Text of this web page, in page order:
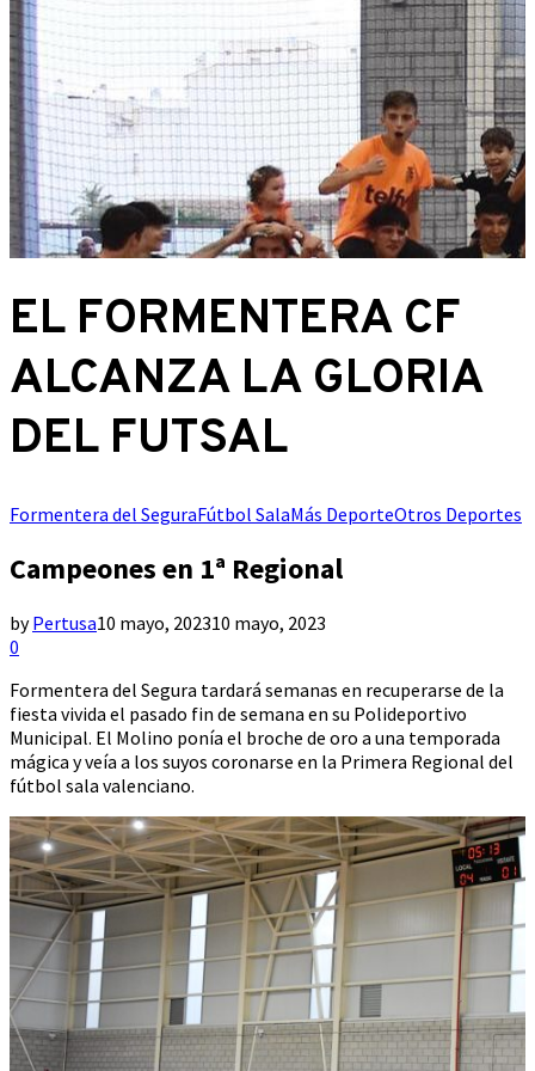
EL FORMENTERA CF
ALCANZA LA GLORIA
DEL FUTSAL
Formentera del SeguraFútbol SalaMás DeporteOtros Deportes
Campeones en 1ª Regional
byPertusa10 mayo, 202310 mayo, 2023
0
Formentera del Segura tardará semanas en recuperarse de la
fiesta vivida el pasado fin de semana en su Polideportivo
Municipal. El Molino ponía el broche de oro a una temporada
mágica y veía a los suyos coronarse en la Primera Regional del
fútbol sala valenciano.